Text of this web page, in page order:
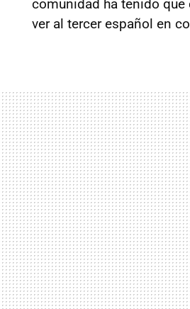
comunidad ha tenido
ver al tercer español en